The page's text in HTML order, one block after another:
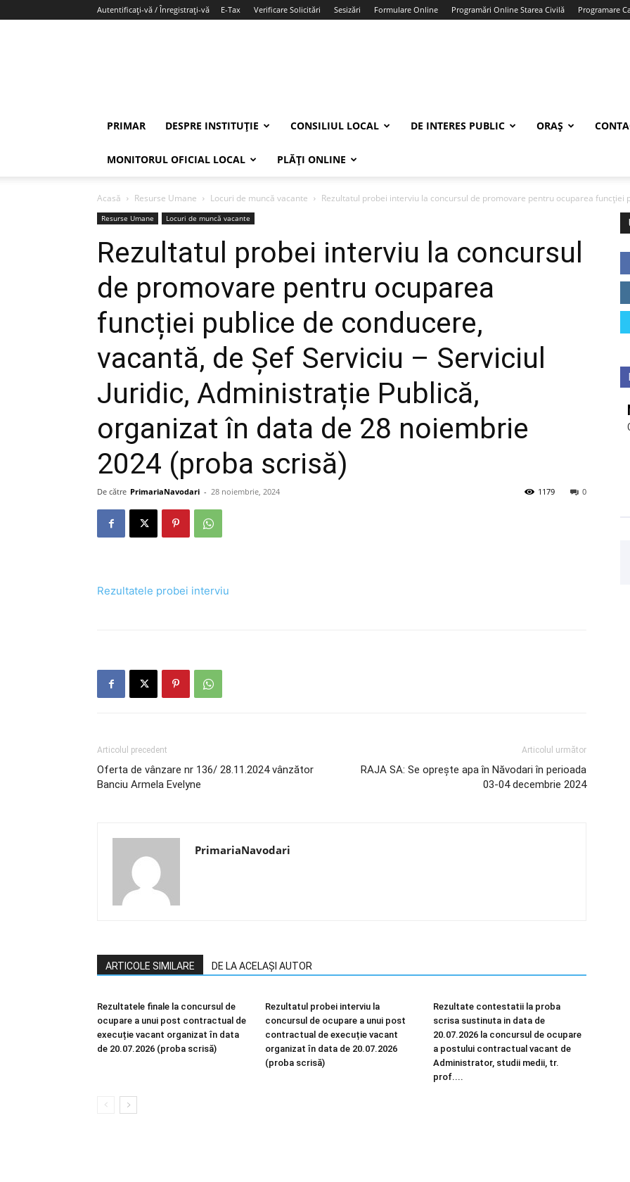
Autentificați-vă / Înregistrați-vă E-Tax Verificare Solicitări Sesizări Formulare Online Programări Online Starea Civilă Programare
PRIMAR DESPRE INSTITUȚIE CONSILIUL LOCAL DE INTERES PUBLIC ORAȘ
MONITORUL OFICIAL LOCAL PLĂȚI ONLINE
Acasă Resurse Umane Locuri de muncă vacante Rezultatul probei interviu la concursul de promovare pentru ocuparea funcției
Resurse Umane Locuri de muncă vacante
Rezultatul probei interviu la concursul
de promovare pentru ocuparea
funcției publice de conducere,
vacantă, de Șef Serviciu – Serviciul
Juridic, Administrație Publică,
organizat în data de 28 noiembrie
2024 (proba scrisă)
De către PrimariaNavodari - 28 noiembrie, 2024 0
1179
Rezultatele probei interviu
Articolul precedent
Oferta de vânzare nr 136/ 28.11.2024 vânzător
Banciu Armela Evelyne
Articolul următor
RAJA SA: Se oprește apa în Năvodari în perioada
03-04 decembrie 2024
PrimariaNavodari
ARTICOLE SIMILARE DE LA ACELAȘI AUTOR
Rezultatele finale la concursul de
ocupare a unui post contractual de
execuție vacant organizat în data
de 20.07.2026 (proba scrisă)
Rezultatul probei interviu la
concursul de ocupare a unui post
contractual de execuție vacant
organizat în data de 20.07.2026
(proba scrisă)
Rezultate contestatii la proba
scrisa sustinuta in data de
20.07.2026 la concursul de ocupare
a postului contractual vacant de
Administrator, studii medii, tr.
prof....